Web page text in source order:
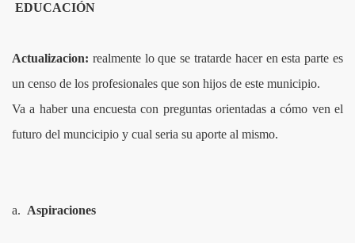
EDUCACIÓN
Actualizacion: realmente lo que se tratarde hacer en esta parte es
un censo de los profesionales que son hijos de este municipio.
Va a haber una encuesta con preguntas orientadas a cómo ven el
futuro del muncicipio y cual seria su aporte al mismo.
a. Aspiraciones
DE TOTA